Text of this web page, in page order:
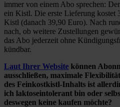
immer von einem Abo sprechen:
ein Kistl. Die erste Lieferung kostet
Kistl (danach 39,90 Euro). Nach
nach, ob weitere Zustellungen
das Abo jederzeit ohne
kündbar.
Laut Ihrer Website können
ausschließen, maximale
des Feinkostkistl-Inhalts ist
ich laktoseintolerant bin oder
deswegen keine kaufen möchte?